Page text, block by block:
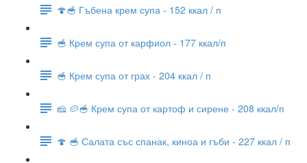
🍄🥣 Гъбена крем супа - 152 ккал / п
🥣 Крем супа от карфиол - 177 ккал/п
🥣 Крем супа от грах - 204 ккал / п
🧀 🥔🥣 Крем супа от картоф и сирене - 208 ккал/п
🍄 🥣 Салата със спанак, киноа и гъби - 227 ккал / п